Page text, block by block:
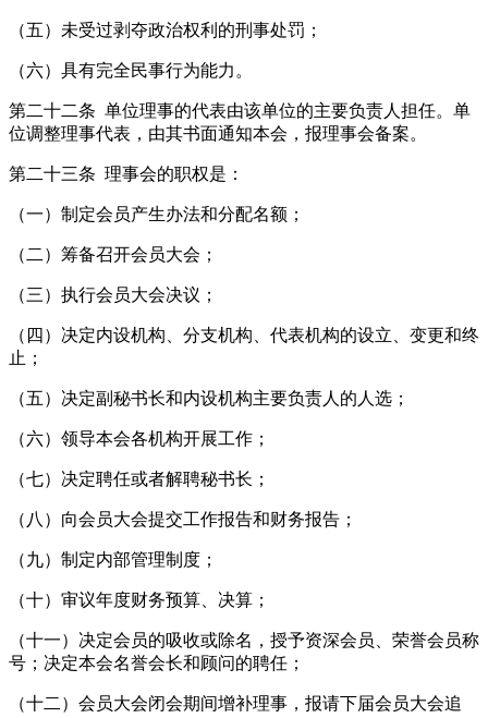
（五）未受过剥夺政治权利的刑事处罚；
（六）具有完全民事行为能力。
第二十二条 单位理事的代表由该单位的主要负责人担任。单
位调整理事代表，由其书面通知本会，报理事会备案。
第二十三条 理事会的职权是：
（一）制定会员产生办法和分配名额；
（二）筹备召开会员大会；
（三）执行会员大会决议；
（四）决定内设机构、分支机构、代表机构的设立、变更和终
止；
（五）决定副秘书长和内设机构主要负责人的人选；
（六）领导本会各机构开展工作；
（七）决定聘任或者解聘秘书长；
（八）向会员大会提交工作报告和财务报告；
（九）制定内部管理制度；
（十）审议年度财务预算、决算；
（十一）决定会员的吸收或除名，授予资深会员、荣誉会员称
号；决定本会名誉会长和顾问的聘任；
（十二）会员大会闭会期间增补理事，报请下届会员大会追